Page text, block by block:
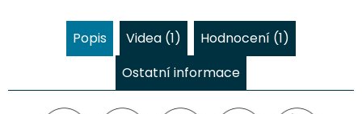
Popis Videa (1)
Hodnocení (1)
Ostatní informace